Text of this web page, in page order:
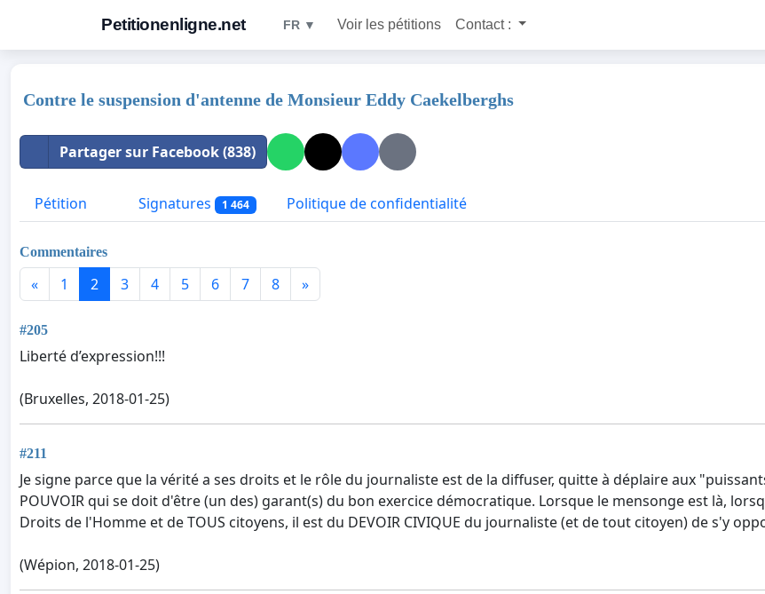
Petitionenligne.net FR ▼ Voir les pétitions Contact :
Contre le suspension d'antenne de Monsieur Eddy Caekelberghs
Partager sur Facebook (838)
Pétition Signatures 1 464 Politique de confidentialité
Commentaires
« 1 2 3 4 5 6 7 8 »
#205
Liberté d’expression!!!
(Bruxelles, 2018-01-25)
#211
Je signe parce que la vérité a ses droits et le rôle du journaliste est de la diffuser, quitte à déplaire aux
POUVOIR qui se doit d'être (un des) garant(s) du bon exercice démocratique. Lorsque le mensonge est là,
Droits de l'Homme et de TOUS citoyens, il est du DEVOIR CIVIQUE du journaliste (et de tout citoyen) de s'y
(Wépion, 2018-01-25)